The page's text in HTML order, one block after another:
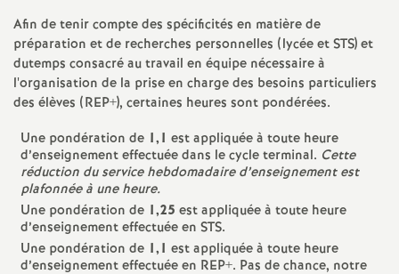
d
e
S
e
c
Afin de tenir compte des spécificités en matière de
préparation et de recherches personnelles (lycée et STS) et
dutemps consacré au travail en équipe nécessaire à
l'organisation de la prise en charge des besoins particuliers
des élèves (REP+), certaines heures sont pondérées.
Une pondération de 1,1 est appliquée à toute heure
d’enseignement effectuée dans le cycle terminal. Cette
réduction du service hebdomadaire d’enseignement est
plafonnée à une heure.
Une pondération de 1,25 est appliquée à toute heure
d’enseignement effectuée en STS.
Une pondération de 1,1 est appliquée à toute heure
d’enseignement effectuée en REP+. Pas de chance, notre